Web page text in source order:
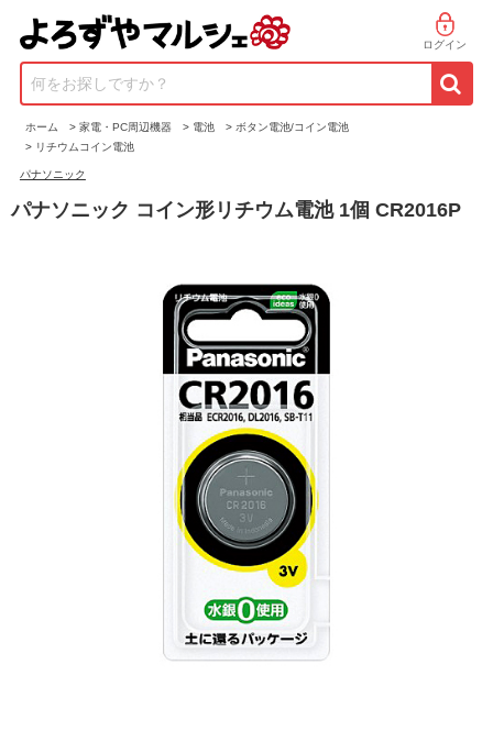
ログイン
何をお探しですか？
ホーム > 家電・PC周辺機器 > 電池 > ボタン電池/コイン電池
> リチウムコイン電池
パナソニック
パナソニック コイン形リチウム電池 1個 CR2016P